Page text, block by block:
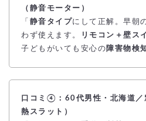
（静音モーター）
「 静音タイプ にして正解。早朝
わず使えます。
リモコン＋壁ス
子どもがいても安心の 障害物検知
口コミ④：60代男性・北海道／
熱スラット）